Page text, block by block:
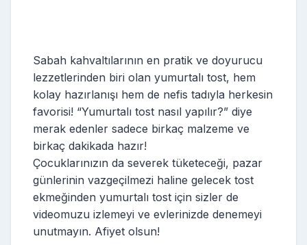
Sabah kahvaltılarının en pratik ve doyurucu
lezzetlerinden biri olan yumurtalı tost, hem
kolay hazırlanışı hem de nefis tadıyla herkesin
favorisi! “Yumurtalı tost nasıl yapılır?” diye
merak edenler sadece birkaç malzeme ve
birkaç dakikada hazır!
Çocuklarınızın da severek tüketeceği, pazar
günlerinin vazgeçilmezi haline gelecek tost
ekmeğinden yumurtalı tost için sizler de
videomuzu izlemeyi ve evlerinizde denemeyi
unutmayın. Afiyet olsun!